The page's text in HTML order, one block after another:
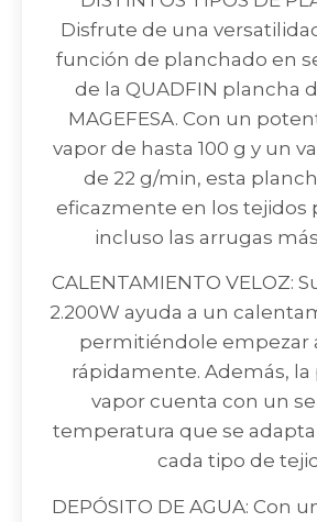
Disfrute de una
función de planchado en
de la QUADFIN plancha
MAGEFESA. Con un
vapor de hasta 100 g y un
de 22 g/min, esta
eficazmente en los tejidos
incluso las arrugas
CALENTAMIENTO VELOZ:
2.200W ayuda a un
permitiéndole empezar
rápidamente. Además, la
vapor cuenta con un
temperatura que se
cada tipo de
DEPÓSITO DE AGUA: Con